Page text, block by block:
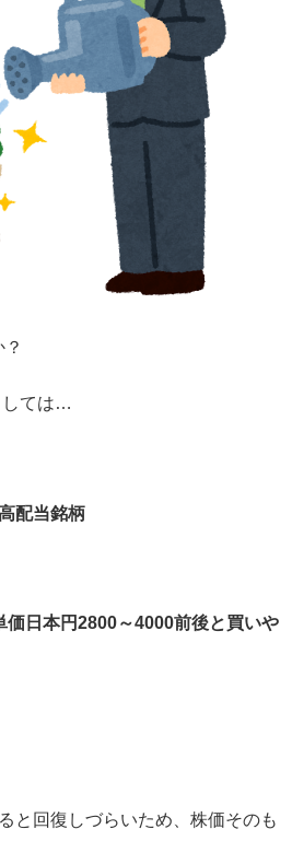
しては…
配当銘柄
価日本円2800～4000前後と買いや
と回復しづらいため、株価そのも